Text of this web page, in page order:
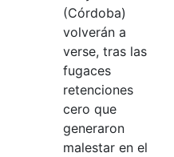
(Córdoba)
volverán a
verse, tras las
fugaces
retenciones
cero que
generaron
malestar en el